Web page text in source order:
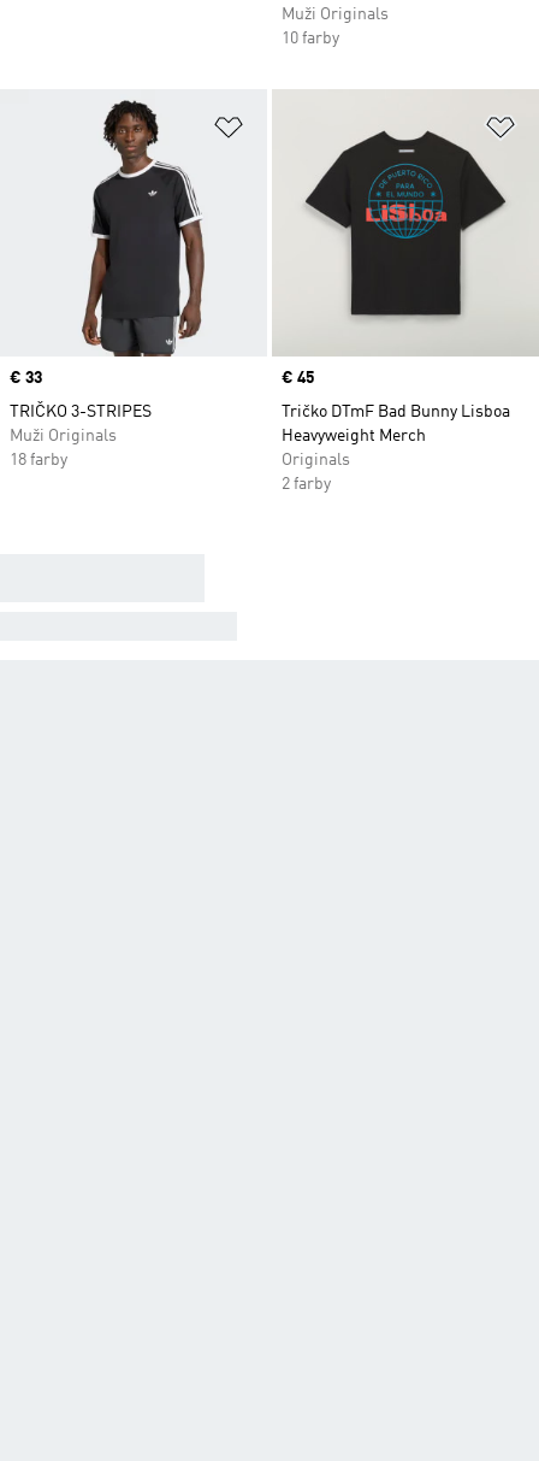
Muži Originals
10 farby
Pridať do zoznamu želaných
Price
€ 33
TRIČKO 3-STRIPES
Muži Originals
18 farby
Price
€ 45
Tričko DTmF Bad Bunny Lisboa
Heavyweight Merch
Originals
2 farby